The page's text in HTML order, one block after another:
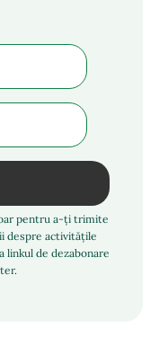
pentru a-ți trimite
despre activitățile
linkul de dezabonare